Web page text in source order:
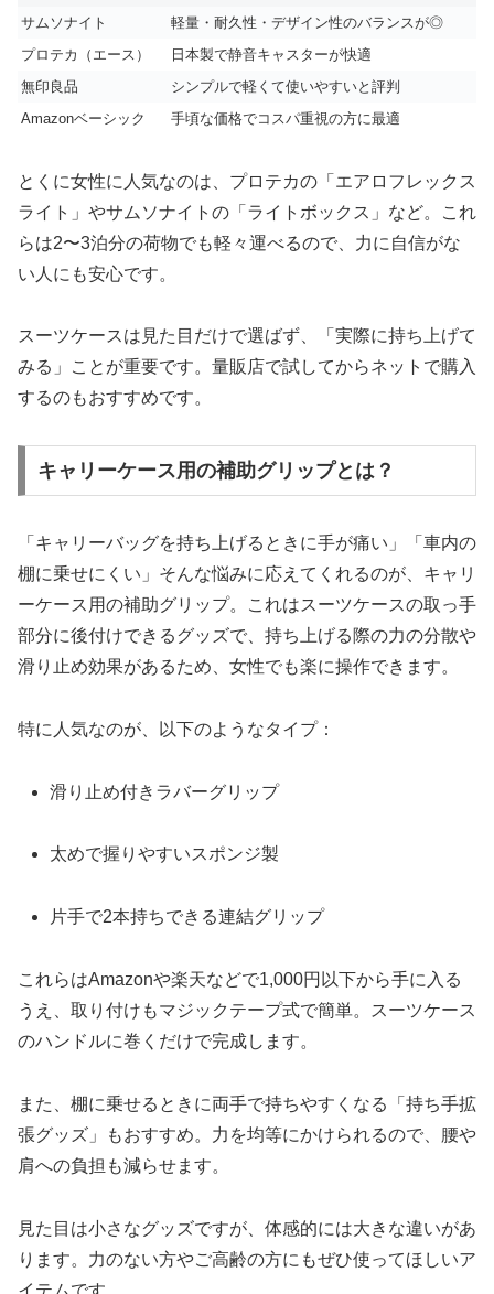
サムソナイト
軽量・耐久性・デザイン性のバランスが◎
プロテカ（エース）
日本製で静音キャスターが快適
無印良品
シンプルで軽くて使いやすいと評判
Amazonベーシック
手頃な価格でコスパ重視の方に最適
とくに女性に人気なのは、プロテカの「エアロフレックス
ライト」やサムソナイトの「ライトボックス」など。これ
らは2〜3泊分の荷物でも軽々運べるので、力に自信がな
い人にも安心です。
スーツケースは見た目だけで選ばず、「実際に持ち上げて
みる」ことが重要です。量販店で試してからネットで購入
するのもおすすめです。
キャリーケース用の補助グリップとは？
「キャリーバッグを持ち上げるときに手が痛い」「車内の
棚に乗せにくい」そんな悩みに応えてくれるのが、キャリ
ーケース用の補助グリップ。これはスーツケースの取っ手
部分に後付けできるグッズで、持ち上げる際の力の分散や
滑り止め効果があるため、女性でも楽に操作できます。
特に人気なのが、以下のようなタイプ：
滑り止め付きラバーグリップ
太めで握りやすいスポンジ製
片手で2本持ちできる連結グリップ
これらはAmazonや楽天などで1,000円以下から手に入る
うえ、取り付けもマジックテープ式で簡単。スーツケース
のハンドルに巻くだけで完成します。
また、棚に乗せるときに両手で持ちやすくなる「持ち手拡
張グッズ」もおすすめ。力を均等にかけられるので、腰や
肩への負担も減らせます。
見た目は小さなグッズですが、体感的には大きな違いがあ
ります。力のない方やご高齢の方にもぜひ使ってほしいア
イテムです。